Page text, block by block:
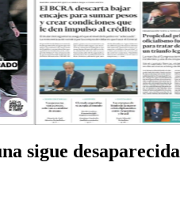
sigue desaparecida